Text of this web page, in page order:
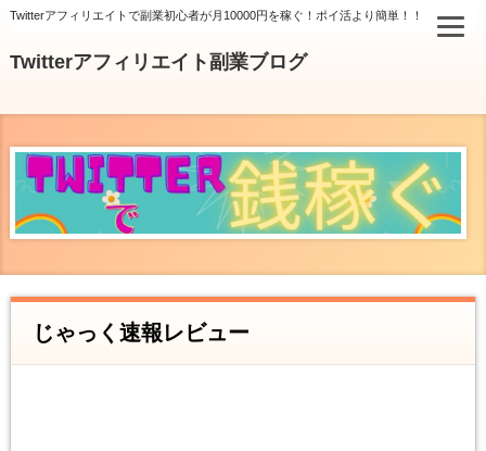
Twitterアフィリエイトで副業初心者が月10000円を稼ぐ！ポイ活より簡単！！
Twitterアフィリエイト副業ブログ
じゃっく速報レビュー